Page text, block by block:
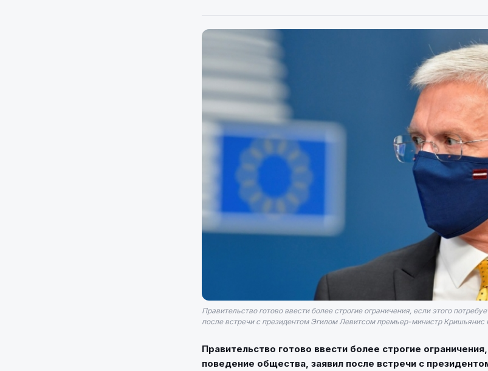
Правительство готово ввести более строгие ограничения, если этого
после встречи с президентом Эгилом Левитсом премьер-министр Кришьянис
Правительство готово ввести более строгие
поведение общества, заявил после встречи с